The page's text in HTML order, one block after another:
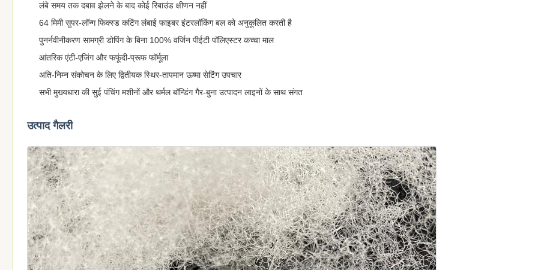
लंबे समय तक दबाव झेलने के बाद कोई रिबाउंड क्षीणन नहीं
64 मिमी सुपर-लॉन्ग फिक्स्ड कटिंग लंबाई फाइबर इंटरलॉकिंग बल को अनुकूलित करती है
पुनर्नवीनीकरण सामग्री डोपिंग के बिना 100% वर्जिन पीईटी पॉलिएस्टर कच्चा माल
आंतरिक एंटी-एजिंग और फफूंदी-प्रूफ फॉर्मूला
अति-निम्न संकोचन के लिए द्वितीयक स्थिर-तापमान ऊष्मा सेटिंग उपचार
सभी मुख्यधारा की सुई पंचिंग मशीनों और थर्मल बॉन्डिंग गैर-बुना उत्पादन लाइनों के साथ संगत
उत्पाद गैलरी